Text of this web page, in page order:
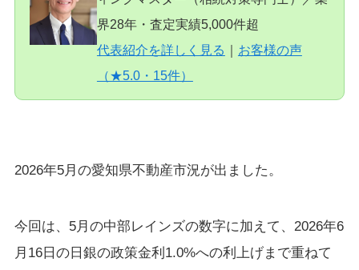
界28年・査定実績5,000件超
代表紹介を詳しく見る ｜ お客様の声
（★5.0・15件）
2026年5月の愛知県不動産市況が出ました。
今回は、5月の中部レインズの数字に加えて、2026年6
月16日の日銀の政策金利1.0%への利上げまで重ねて